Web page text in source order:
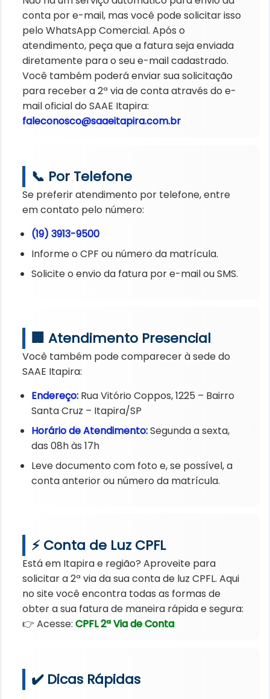
conta por e-mail, mas você pode solicitar isso
pelo WhatsApp Comercial. Após o
atendimento, peça que a fatura seja enviada
diretamente para o seu e-mail cadastrado.
Você também poderá enviar sua solicitação
para receber a 2ª via de conta através do e-
mail oficial do SAAE Itapira:
faleconosco@saaeitapira.com.br
📞 Por Telefone
Se preferir atendimento por telefone, entre
em contato pelo número:
(19) 3913-9500
Informe o CPF ou número da matrícula.
Solicite o envio da fatura por e-mail ou SMS.
🏢 Atendimento Presencial
Você também pode comparecer à sede do
SAAE Itapira:
Endereço: Rua Vitório Coppos, 1225 – Bairro
Santa Cruz – Itapira/SP
Horário de Atendimento:Segunda a sexta,
das 08h às 17h
Leve documento com foto e, se possível, a
conta anterior ou número da matrícula.
⚡ Conta de Luz CPFL
Está em Itapira e região? Aproveite para
solicitar a 2ª via da sua conta de luz CPFL. Aqui
no site você encontra todas as formas de
obter a sua fatura de maneira rápida e segura:
👉 Acesse:CPFL 2ª Via de Conta
✔️ Dicas Rápidas